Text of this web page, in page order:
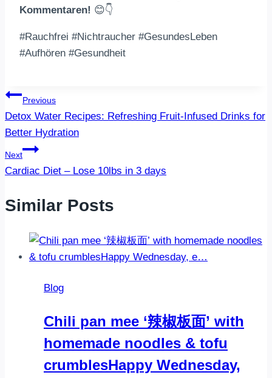
Kommentaren! 😊👇
#Rauchfrei #Nichtraucher #GesundesLeben
#Aufhören #Gesundheit
Post
navigation
Previous
Detox Water Recipes: Refreshing Fruit-Infused Drinks for
Better Hydration
Next
Cardiac Diet – Lose 10lbs in 3 days
Similar Posts
Blog
Chili pan mee ‘辣椒板面’ with
homemade noodles & tofu
crumbles⁣⁣Happy Wednesday,